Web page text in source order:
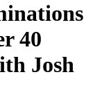
40
Josh